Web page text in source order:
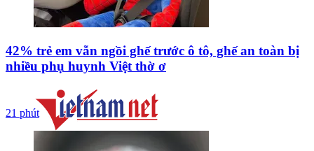
42% trẻ em vẫn ngồi ghế trước ô tô, ghế an toàn bị
nhiều phụ huynh Việt thờ ơ
21 phút